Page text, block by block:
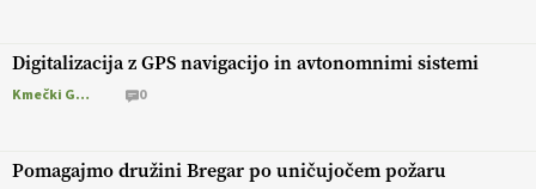
Digitalizacija z GPS navigacijo in avtonomnimi sistemi
Kmečki Glas 0
Pomagajmo družini Bregar po uničujočem požaru